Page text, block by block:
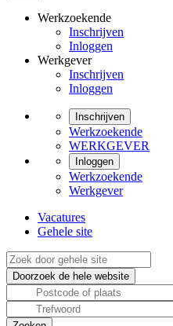
Werkzoekende
Inschrijven
Inloggen
Werkgever
Inschrijven
Inloggen
Inschrijven
Werkzoekende
WERKGEVER
Inloggen
Werkzoekende
Werkgever
Vacatures
Gehele site